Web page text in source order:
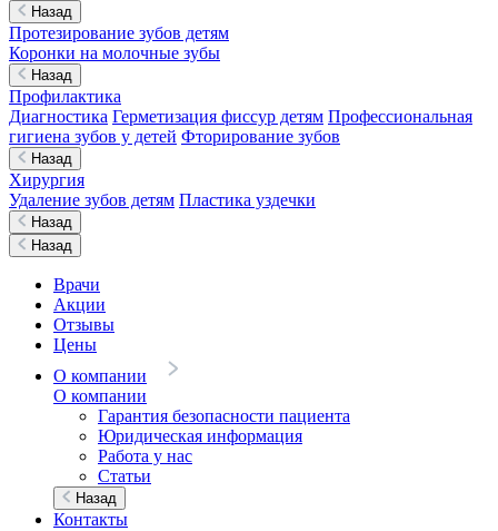
Назад
Протезирование зубов детям
Коронки на молочные зубы
Назад
Профилактика
Диагностика Герметизация фиссур детям Профессиональная
гигиена зубов у детей Фторирование зубов
Назад
Хирургия
Удаление зубов детям Пластика уздечки
Назад
Назад
Врачи
Акции
Отзывы
Цены
О компании
О компании
Гарантия безопасности пациента
Юридическая информация
Работа у нас
Статьи
Назад
Контакты